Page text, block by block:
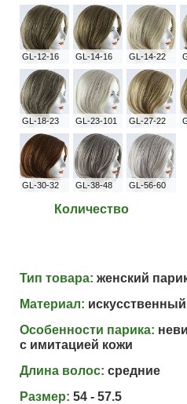
GL-12-16 GL-14-16 GL-14-22
GL-18-23 GL-23-101 GL-27-22
GL-30-32 GL-38-48 GL-56-60
Количество
Тип товара: женский
Материал: искусственный
Особенности парика:
с имитацией кожи
Длина волос: средние
Размер: 54 - 57.5